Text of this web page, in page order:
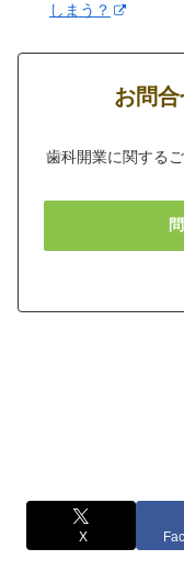
しまう？
お問
歯科開業に関する
X